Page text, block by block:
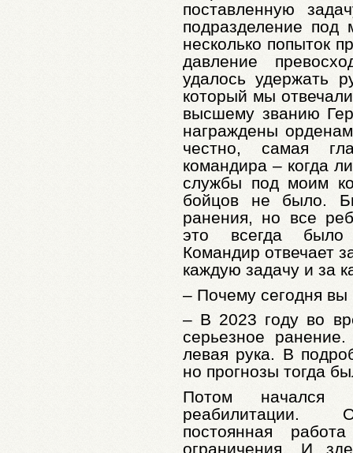
поставленную
подразделение под
несколько попыток
давление
удалось удержать
который мы
высшему званию
награждены
честно, самая
командира – когда
службы под моим
бойцов не было.
ранения, но все
это всегда было
Командир отвечает
каждую задачу и за
– Почему сегодня
– В 2023 году во
серьезное
левая рука. В
но прогнозы тогда
Потом начался
реабилитации.
постоянная
ограничения. И